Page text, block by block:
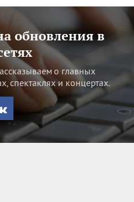
обновления в
о главных
спектаклях и концертах.